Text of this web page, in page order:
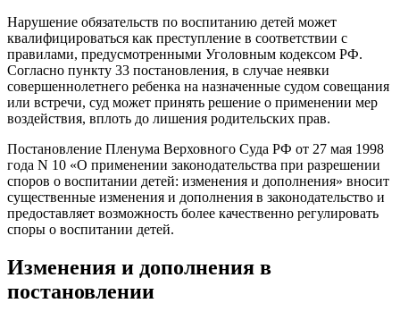
Нарушение обязательств по воспитанию детей может
квалифицироваться как преступление в соответствии с
правилами, предусмотренными Уголовным кодексом РФ.
Согласно пункту 33 постановления, в случае неявки
совершеннолетнего ребенка на назначенные судом совещания
или встречи, суд может принять решение о применении мер
воздействия, вплоть до лишения родительских прав.
Постановление Пленума Верховного Суда РФ от 27 мая 1998
года N 10 «О применении законодательства при разрешении
споров о воспитании детей: изменения и дополнения» вносит
существенные изменения и дополнения в законодательство и
предоставляет возможность более качественно регулировать
споры о воспитании детей.
Изменения и дополнения в
постановлении